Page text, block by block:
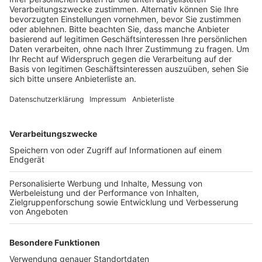
Veröffentlicht:Dienstag, 10.10.2023 11:59
Insgesamt gibt es 20 verschiedene Angebote. Die
Mädchen und jungen Frauen sollen dabei die
Möglichkeit bekommen, neue Dinge auszuprobieren,
sich zu behaupten oder auch Mut und Kraft zu tanken.
Junge Männer werden von der Veranstaltung aber
nicht ausgeschlossen, ganz im Gegenteil. Laut den
Verantwortlichen sollen sie bei öffentlichen
überdenken.